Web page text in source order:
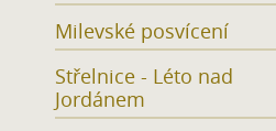
Milevské posvícení
Střelnice - Léto nad
Jordánem